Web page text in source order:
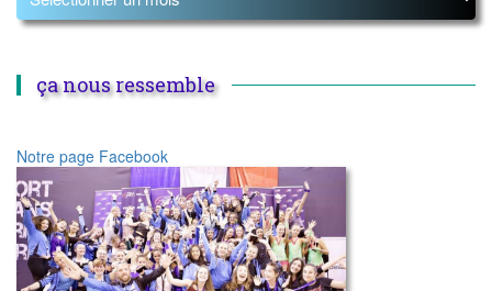
ça nous ressemble
Notre page Facebook